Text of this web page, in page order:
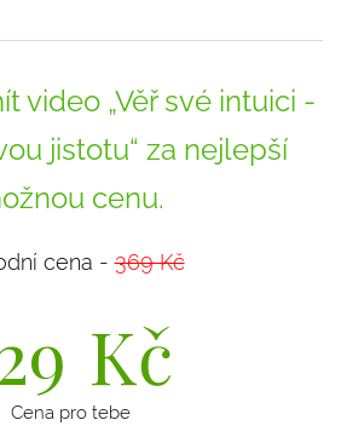
video „Věř své intuici -
jistotu“ za nejlepší
cenu.
cena - 369 Kč
Kč
Cena pro tebe